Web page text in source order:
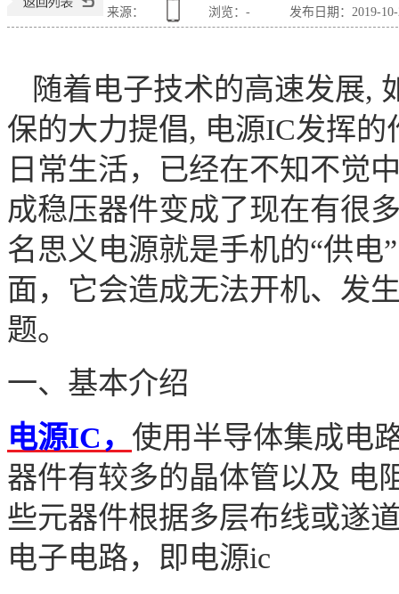
来源： 浏览： - 发布日期：2019-
随着电子技术的高速发展,
保的大力提倡, 电源IC发挥
日常生活，已经在不知不觉
成稳压器件变成了现在有很
名思义电源就是手机的“供电
面，它会造成无法开机、发
题。
一、 基本介绍
电源IC， 使用半导体集成电
器件有较多的晶体管以及 电
些元器件根据多层布线或遂
电子电路，即电源ic